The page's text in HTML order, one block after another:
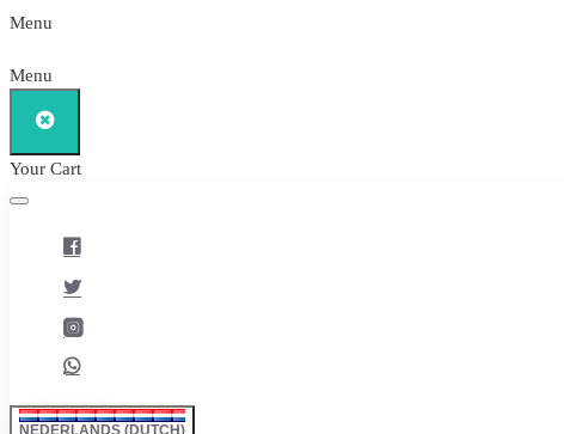
Menu
Menu
Your Cart
NEDERLANDS (DUTCH)